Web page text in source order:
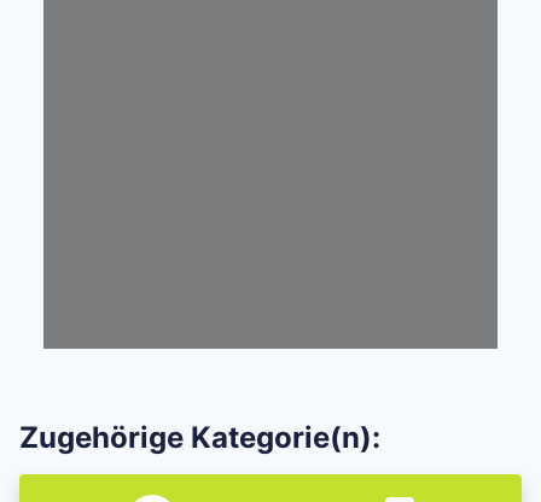
Zugehörige Kategorie(n):